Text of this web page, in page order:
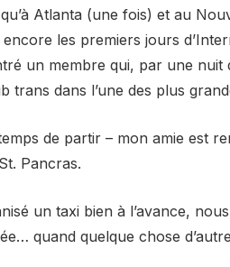
Atlanta (une fois) et au
les premiers jours
un membre qui, par une
trans dans l’une des plus
de partir – mon amie est
Pancras.
un taxi bien à l’avance,
quand quelque chose